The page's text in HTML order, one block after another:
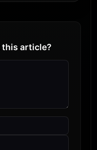
this article?